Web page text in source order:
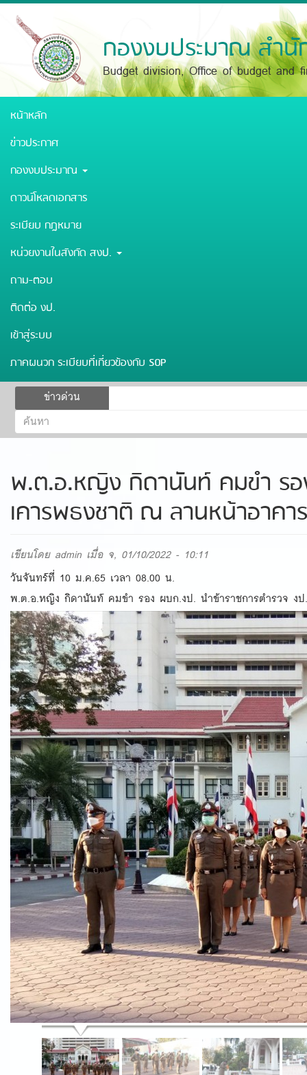
Skip
กองงบประมาณ สำนั
Budget division, Office of budget and
หน้าหลัก
ข่าวประกาศ
กองงบประมาณ
ดาวน์โหลดเอกสาร
ระเบียบ กฎหมาย
หน่วยงานในสังกัด สงป.
ถาม-ตอบ
ติดต่อ งป.
เข้าสู่ระบบ
ภาคผนวก ระเบียบที่เกี่ยวข้องกับ SOP
ข่าวด่วน
ฟอร์ม
ค้นหา
ค้นหา
พ.ต.อ.หญิง กิดานันท์ คมขำ รอ
เคารพธงชาติ​ ณ​ ลานหน้าอาคา
เขียนโดย admin เมื่อ จ, 01/10/2022 - 10:11
วันจันทร์ที่ 10 ม.ค.65 เวลา 08.00 น.
พ.ต.อ.หญิง กิดานันท์ คมขำ รอง ผบก.งป. นำข้าราชการตำรวจ​